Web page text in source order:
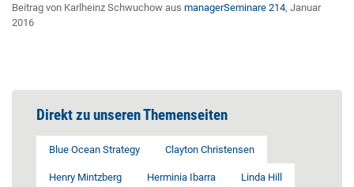
Beitrag von Karlheinz Schwuchow aus managerSeminare 214, Januar
2016
Direkt zu unseren Themenseiten
Blue Ocean Strategy Clayton Christensen
Henry Mintzberg Herminia Ibarra Linda Hill